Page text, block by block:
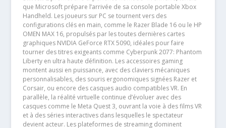
que Microsoft prépare l’arrivée de sa console portable Xbox
Handheld. Les joueurs sur PC se tournent vers des
configurations clés en main, comme le Razer Blade 16 ou le HP
OMEN MAX 16, propulsés par les toutes dernières cartes
graphiques NVIDIA GeForce RTX 5090, idéales pour faire
tourner des titres exigeants comme Cyberpunk 2077: Phantom
Liberty en ultra haute définition. Les accessoires gaming
montent aussi en puissance, avec des claviers mécaniques
personnalisables, des souris ergonomiques signées Razer et
Corsair, ou encore des casques audio compatibles VR. En
parallèle, la réalité virtuelle continue d’évoluer avec des
casques comme le Meta Quest 3, ouvrant la voie à des films VR
et à des séries interactives dans lesquelles le spectateur
devient acteur. Les plateformes de streaming dominent